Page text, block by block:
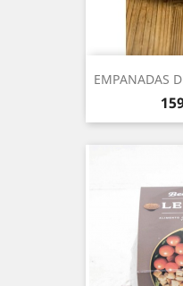
EMPANADAS